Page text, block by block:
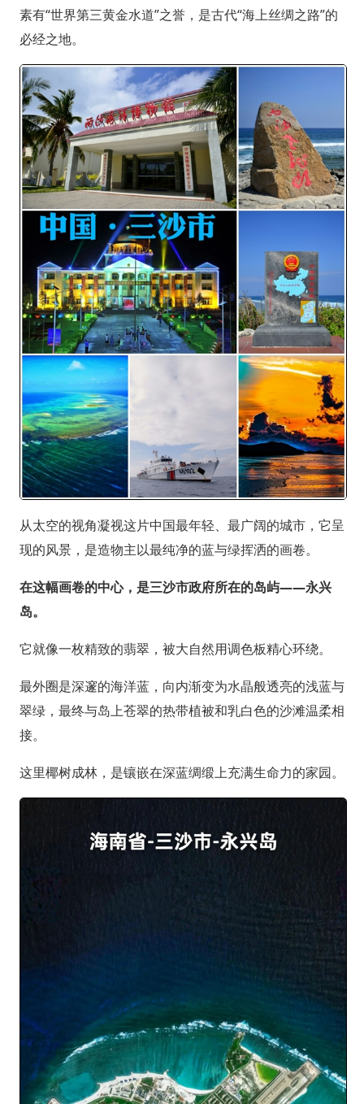
素有“世界第三黄金水道”之誉，是古代“海上丝绸之路”的
必经之地。
从太空的视角凝视这片中国最年轻、最广阔的城市，它呈
现的风景，是造物主以最纯净的蓝与绿挥洒的画卷。
在这幅画卷的中心，是三沙市政府所在的岛屿——永兴
岛。
它就像一枚精致的翡翠，被大自然用调色板精心环绕。
最外圈是深邃的海洋蓝，向内渐变为水晶般透亮的浅蓝与
翠绿，最终与岛上苍翠的热带植被和乳白色的沙滩温柔相
接。
这里椰树成林，是镶嵌在深蓝绸缎上充满生命力的家园。